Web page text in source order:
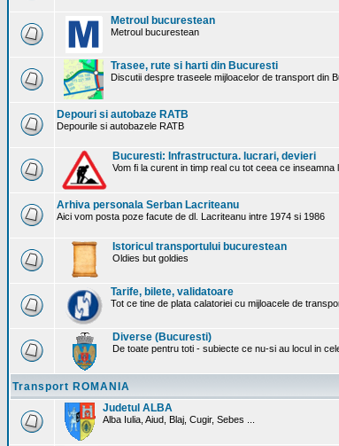
Metroul bucurestean
Metroul bucurestean
Trasee, rute si harti din Bucuresti
Discutii despre traseele mijloacelor de transport din
Depouri si autobaze RATB
Depourile si autobazele RATB
Bucuresti: Infrastructura. lucrari, devieri
Vom fi la curent in timp real cu tot ceea ce
Arhiva personala Serban Lacriteanu
Aici vom posta poze facute de dl. Lacriteanu intre 1974 si 1986
Istoricul transportului bucurestean
Oldies but goldies
Tarife, bilete, validatoare
Tot ce tine de plata calatoriei cu mijloacele de
Diverse (Bucuresti)
De toate pentru toti - subiecte ce nu-si au locul in
Transport ROMANIA
Judetul ALBA
Alba Iulia, Aiud, Blaj, Cugir, Sebes ...